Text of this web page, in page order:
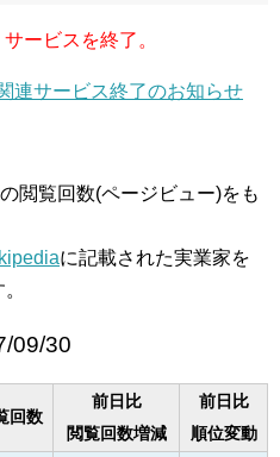
ービスを終了。
連サービス終了のお知らせ
閲覧回数(ページビュー)をも
に記載された実業家を
09/30
回数
前日比
閲覧回数増減
前日比
順位変動